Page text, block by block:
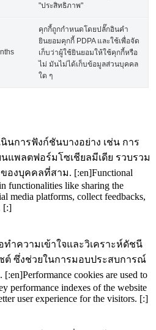
"ประสิทธิภาพ"
คุกกี้ถูกกำหนดโดยปลั๊กอินคำ
ยินยอมคุกกี้ PDPA และใช้เพื่อจัด
เก็บว่าผู้ใช้ยินยอมให้ใช้คุกกี้หรือ
ไม่ มันไม่ได้เก็บข้อมูลส่วนบุคคล
ใด ๆ
นการฟังก์ชันบางอย่าง เช่น การ
แพลตฟอร์มโซเชียลมีเดีย รวบรวม
งบุคคลที่สาม. [:en]Functional
functionalities like sharing the
media platforms, collect feedbacks,
[:]
ำความเข้าใจและวิเคราะห์ดัชนี
ต์ ซึ่งช่วยในการมอบประสบการณ์
cookies are used to
performance indexes of the website
user experience for the visitors. [:]